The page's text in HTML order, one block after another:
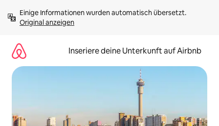
Inhalten
springenOriginal anzeigen
Inseriere deine Unterkunft auf Airbnb